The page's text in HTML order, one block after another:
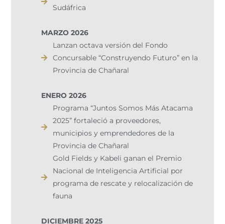
Sudáfrica
MARZO 2026
Lanzan octava versión del Fondo
Concursable “Construyendo Futuro” en la
Provincia de Chañaral
ENERO 2026
Programa “Juntos Somos Más Atacama
2025” fortaleció a proveedores,
municipios y emprendedores de la
Provincia de Chañaral​
Gold Fields y Kabeli ganan el Premio
Nacional de Inteligencia Artificial por
programa de rescate y relocalización de
fauna
DICIEMBRE 2025